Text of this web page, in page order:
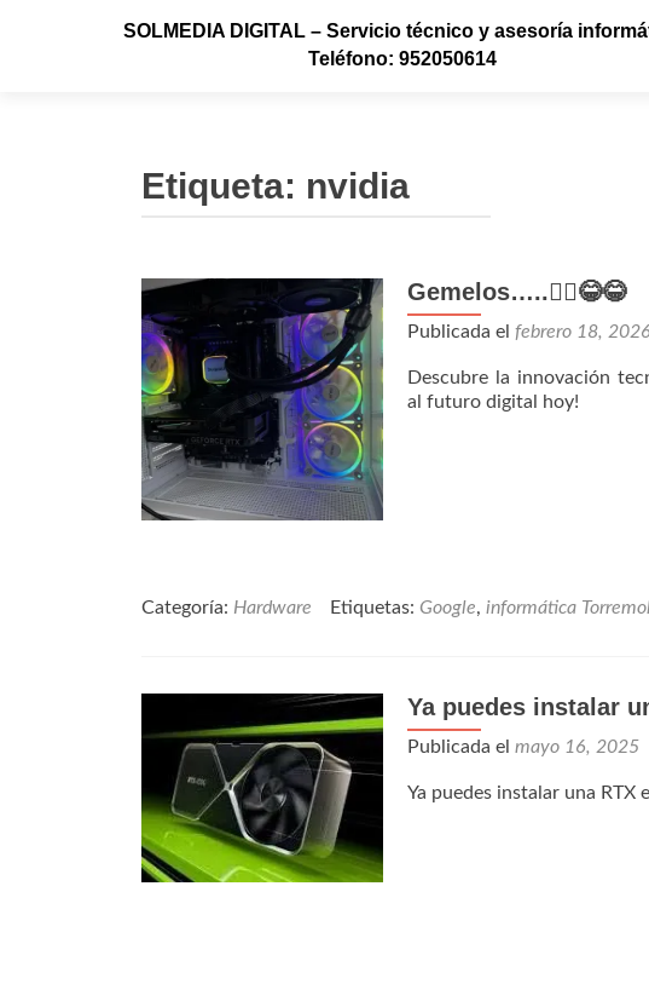
SOLMEDIA DIGITAL – Servicio técnico y asesoría
Teléfono: 952050614
Etiqueta: nvidia
Gemelos…..👯‍♂️😂😂
Publicada el febrero 18, 2026
Descubre la innovación
al futuro digital hoy!
Categoría: Hardware Etiquetas: Google, informática
Ya puedes instalar
Publicada el mayo 16, 2025
Ya puedes instalar una RTX
Navegación
de
entradas